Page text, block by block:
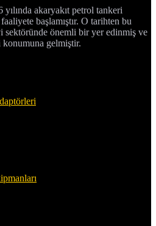
akaryakıt petrol tankeri
başlamıştır. O tarihten bu
sektöründe önemli bir yer edinmiş ve
gelmiştir.